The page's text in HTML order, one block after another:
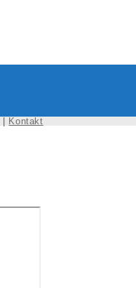
| Kontakt